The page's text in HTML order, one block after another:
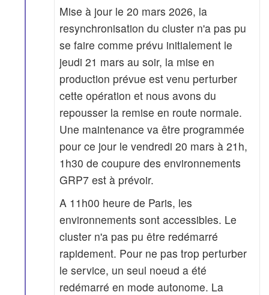
Mise à jour le 20 mars 2026, la
resynchronisation du cluster n'a pas pu
se faire comme prévu initialement le
jeudi 21 mars au soir, la mise en
production prévue est venu perturber
cette opération et nous avons du
repousser la remise en route normale.
Une maintenance va être programmée
pour ce jour le vendredi 20 mars à 21h,
1h30 de coupure des environnements
GRP7 est à prévoir.
A 11h00 heure de Paris, les
environnements sont accessibles. Le
cluster n'a pas pu être redémarré
rapidement. Pour ne pas trop perturber
le service, un seul noeud a été
redémarré en mode autonome. La